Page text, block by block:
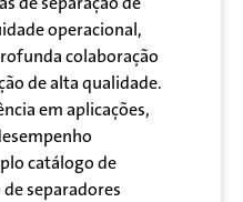
operacional,
colaboração
de alta qualidade.
em aplicações,
catálogo de
separadores